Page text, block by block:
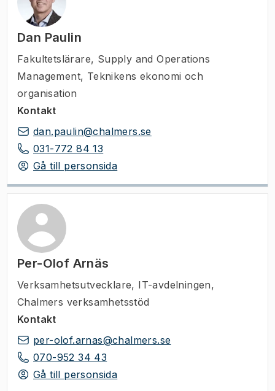
Dan Paulin
Fakultetslärare, Supply and Operations
Management, Teknikens ekonomi och
organisation
Kontakt
dan.paulin@chalmers.se
031-772 84 13
Gå till personsida
Per-Olof Arnäs
Verksamhetsutvecklare, IT-avdelningen,
Chalmers verksamhetsstöd
Kontakt
per-olof.arnas@chalmers.se
070-952 34 43
Gå till personsida